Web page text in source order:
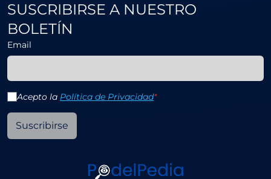
SUSCRIBIRSE A NUESTRO
BOLETÍN
Email
Acepto la Política de Privacidad*
Suscribirse